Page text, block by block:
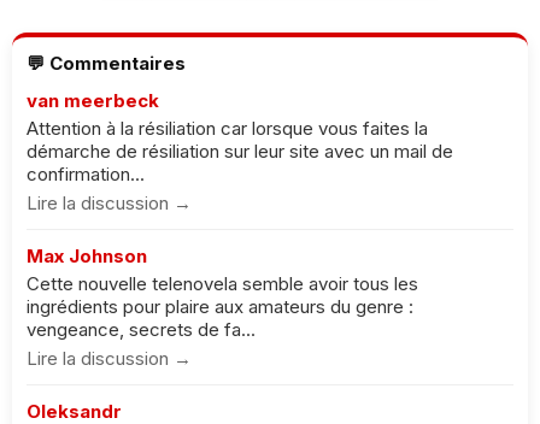
💬 Commentaires
van meerbeck
Attention à la résiliation car lorsque vous faites la
démarche de résiliation sur leur site avec un mail de
confirmation...
Lire la discussion →
Max Johnson
Cette nouvelle telenovela semble avoir tous les
ingrédients pour plaire aux amateurs du genre :
vengeance, secrets de fa...
Lire la discussion →
Oleksandr